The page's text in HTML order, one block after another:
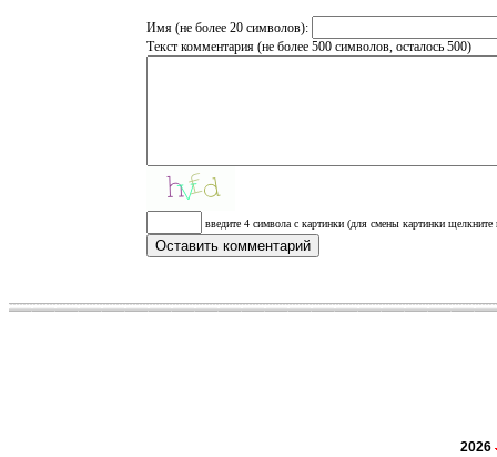
Имя (не более 20 символов):
Текст комментария (не более 500 символов, осталось 500)
введите 4 символа с картинки (для смены картинки щелкните
2026